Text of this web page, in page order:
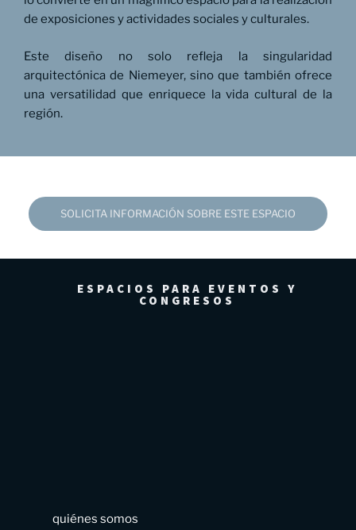
de exposiciones y actividades sociales y culturales.
Este diseño no solo refleja la singularidad
arquitectónica de Niemeyer, sino que también ofrece
una versatilidad que enriquece la vida cultural de la
región.
SOLICITA INFORMACIÓN SOBRE ESTE ESPACIO
ESPACIOS PARA EVENTOS Y
CONGRESOS
quiénes somos